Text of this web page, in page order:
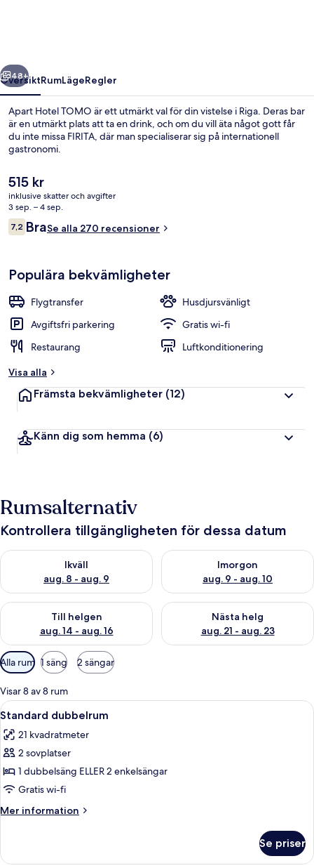
Allergitestade sängkläder,
Nästa
48+
ÖversiktRumLägeRegler
Apart Hotel TOMO är ett utmärkt val för din vistelse i Riga. Deras bar
är en utmärkt plats att ta en drink, och om du vill äta något gott får
du inte missa FIRITA, där man specialiserar sig på internationell
gastronomi.
Det
nuvarande
priset
är
515 kr
515 kr
inklusive skatter och avgifter
3 sep. – 4 sep.
Recensioner
7,27,2 av 10,
BraSe alla 270 recensioner
Populära bekvämligheter
Flygtransfer
Husdjursvänligt
Avgiftsfri parkering
Gratis wi-fi
Restaurang
Luftkonditionering
Visa alla
Främsta bekvämligheter (12)
Känn dig som hemma (6)
Rumsalternativ
Kontrollera tillgängligheten för dessa datum
Ikväll
aug. 8 - aug. 9
Kontrollera tillgängligheten för ikväll aug. 8 - aug. 9
Imorgon
aug. 9 - aug. 10
Kontrollera tillgängligheten
Till helgen
aug. 14 - aug. 16
Kontrollera tillgängligheten för den här helgen aug. 14 - aug.
Nästa helg
aug. 21 - aug. 23
Kontrollera tillgängligheten
Tillgängliga
filter
för
rum
Alla rum 1 säng 2 sängar
Visar 8 av 8 rum
Öppna
alla
foton
för
Standard
dubbelrum
Ett hotellrum med två sängar, ett
4
Standard dubbelrum
21 kvadratmeter
2 sovplatser
1 dubbelsäng ELLER 2 enkelsängar
Gratis wi-fi
Mer information
Mer
dubbelrum
Se priser